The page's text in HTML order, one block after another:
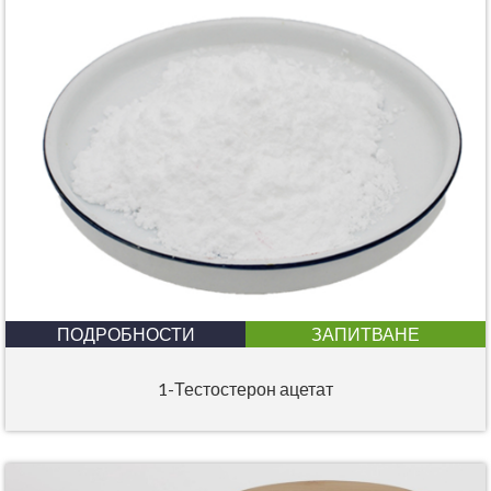
ПОДРОБНОСТИ ЗАПИТВАНЕ
1-Тестостерон ацетат